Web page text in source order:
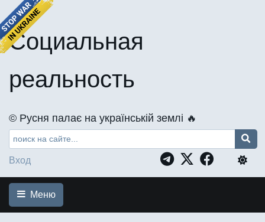
Социальная
реальность
©️ Русня палає на українській землі 🔥
Вход
Меню